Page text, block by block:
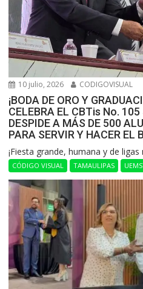
10 julio, 2026 CODIGOVISUAL
¡BODA DE ORO Y
CELEBRA EL CBTis No.
DESPIDE A MÁS DE 500
PARA SERVIR Y HACER EL
​¡Fiesta grande, humana y de ligas
CÓDIGO VISUAL TAMAULIPAS